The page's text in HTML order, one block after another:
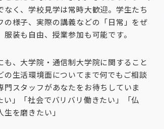
なく、学校見学は常時大歓迎。学生たち
の様子、実際の講義などの「日常」をぜ
装も自由、授業参加も可能です。
も、大学院・通信制大学院に関すること
の生活環境面についてまで何でもご相談
門スタッフがあなたをお待ちしていま
い」「社会でバリバリ働きたい」「仏
を磨きたい」